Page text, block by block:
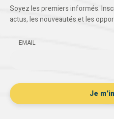
Soyez les premiers informés.
actus, les nouveautés et les
EMAIL